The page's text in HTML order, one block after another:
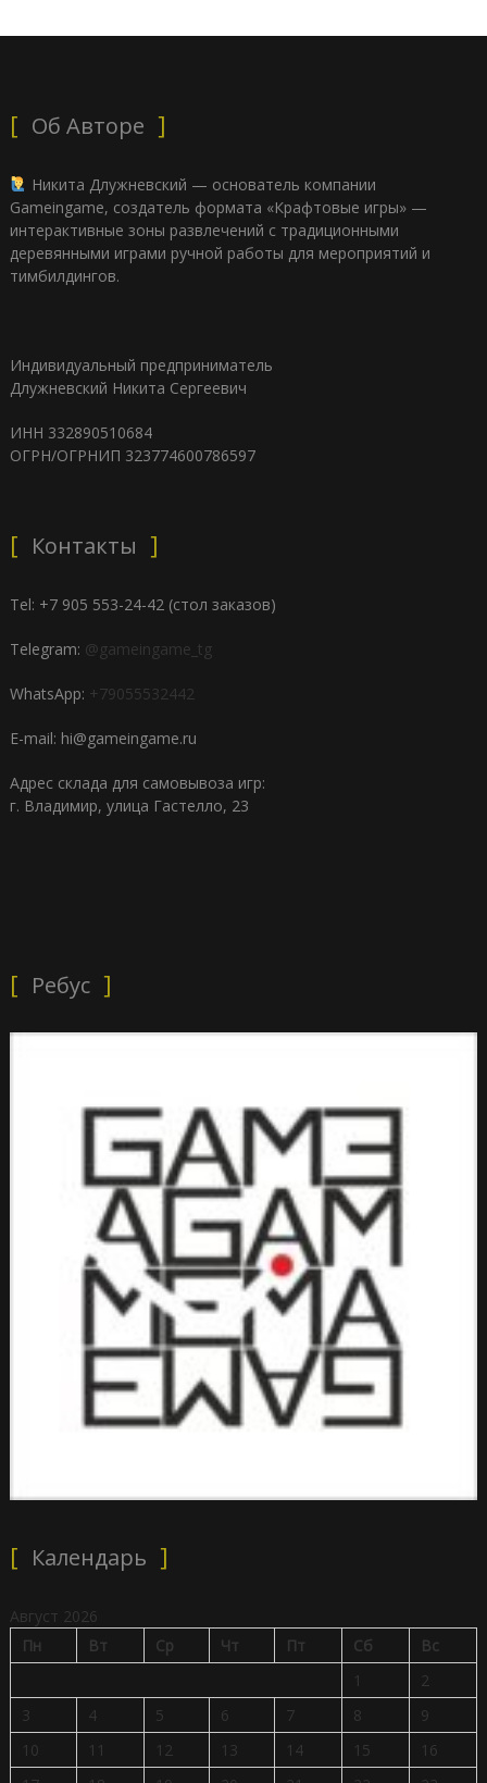
Об Авторе
Никита Длужневский — основатель компании
Gameingame, создатель формата «Крафтовые игры» —
интерактивные зоны развлечений с традиционными
деревянными играми ручной работы для мероприятий и
тимбилдингов.
Индивидуальный предприниматель
Длужневский Никита Сергеевич
ИНН 332890510684
ОГРН/ОГРНИП 323774600786597
Контакты
Tel: +7 905 553-24-42 (стол заказов)
Telegram: @gameingame_tg
WhatsApp: +79055532442
E-mail: hi@gameingame.ru
Адрес склада для самовывоза игр:
г. Владимир, улица Гастелло, 23
Ребус
Календарь
Август 2026
Пн
Вт Ср Чт Пт Сб
Вс
1
2
3
4 5 6 7 8
9
10
11 12 13 14 15
16